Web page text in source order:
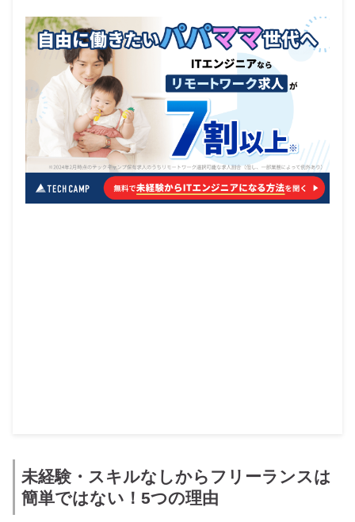
未経験・スキルなしからフリーランスは
簡単ではない！5つの理由